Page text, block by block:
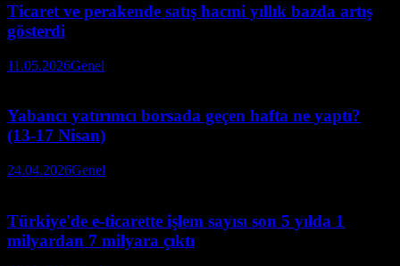
Ticaret ve perakende satış hacmi yıllık bazda artış
gösterdi
11.05.2026Genel
Yabancı yatırımcı borsada geçen hafta ne yaptı?
(13-17 Nisan)
24.04.2026Genel
Türkiye'de e-ticarette işlem sayısı son 5 yılda 1
milyardan 7 milyara çıktı